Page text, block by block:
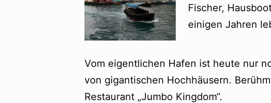
Fischer,
einigen Jahren
Vom eigentlichen Hafen ist heute nur
von gigantischen Hochhäusern.
Restaurant „Jumbo Kingdom“.